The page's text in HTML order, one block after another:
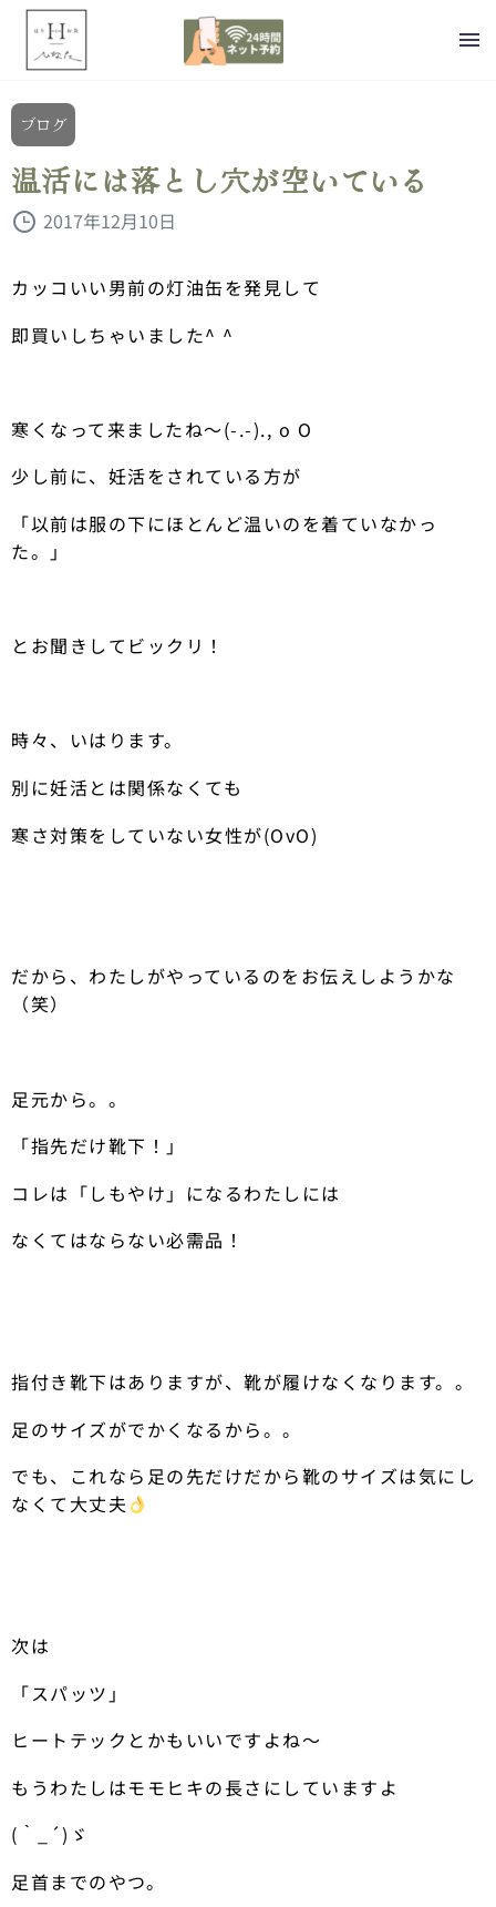
ブログ
温活には落とし穴が空いている
2017年12月10日
カッコいい男前の灯油缶を発見して
即買いしちゃいました^ ^
寒くなって来ましたね〜(-.-)., o O
少し前に、妊活をされている方が
「以前は服の下にほとんど温いのを着ていなかっ
た。」
とお聞きしてビックリ！
時々、いはります。
別に妊活とは関係なくても
寒さ対策をしていない女性が(OvO)
だから、わたしがやっているのをお伝えしようかな
（笑）
足元から。。
「指先だけ靴下！」
コレは「しもやけ」になるわたしには
なくてはならない必需品！
指付き靴下はありますが、靴が履けなくなります。。
足のサイズがでかくなるから。。
でも、これなら足の先だけだから靴のサイズは気にし
なくて大丈夫
次は
「スパッツ」
ヒートテックとかもいいですよね〜
もうわたしはモモヒキの長さにしていますよ
(｀_´)ゞ
足首までのやつ。